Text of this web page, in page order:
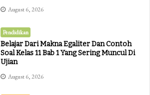
August 6, 2026
Pendidikan
Belajar Dari Makna Egaliter Dan Contoh
Soal Kelas 11 Bab 1 Yang Sering Muncul Di
Ujian
August 6, 2026